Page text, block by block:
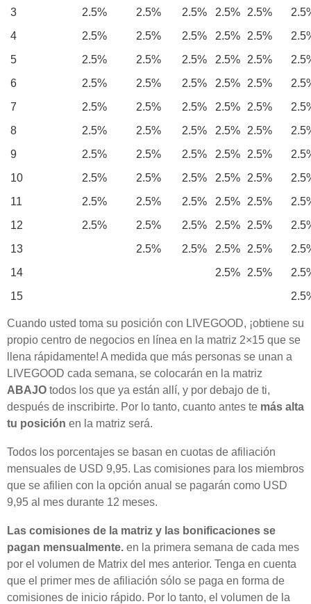
3 2.5% 2.5% 2.5% 2.5% 2.5%
4
2.5% 2.5% 2.5% 2.5% 2.5%
5
2.5% 2.5% 2.5% 2.5% 2.5%
6
2.5% 2.5% 2.5% 2.5% 2.5%
7
2.5% 2.5% 2.5% 2.5% 2.5%
8
2.5% 2.5% 2.5% 2.5% 2.5%
9
2.5% 2.5% 2.5% 2.5% 2.5%
10
2.5% 2.5% 2.5% 2.5% 2.5%
11
2.5% 2.5% 2.5% 2.5% 2.5%
12
2.5% 2.5% 2.5% 2.5% 2.5%
13
2.5% 2.5% 2.5% 2.5%
14
2.5% 2.5%
15
Cuando usted toma su posición con LIVEGOOD, ¡obtiene su
propio centro de negocios en línea en la matriz 2×15 que se
llena rápidamente! A medida que más personas se unan a
LIVEGOOD cada semana, se colocarán en la matriz
ABAJO todos los que ya están allí, y por debajo de ti,
después de inscribirte. Por lo tanto, cuanto antes te más alta
tu posición en la matriz será.
Todos los porcentajes se basan en cuotas de afiliación
mensuales de USD 9,95. Las comisiones para los miembros
que se afilien con la opción anual se pagarán como USD
9,95 al mes durante 12 meses.
Las comisiones de la matriz y las bonificaciones se
pagan mensualmente. en la primera semana de cada mes
por el volumen de Matrix del mes anterior. Tenga en cuenta
que el primer mes de afiliación sólo se paga en forma de
comisiones de inicio rápido. Por lo tanto, el volumen de la